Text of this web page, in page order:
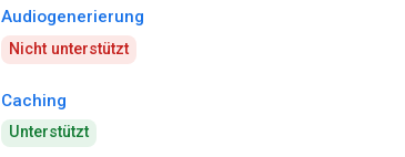
Audiogenerierung
Nicht unterstützt
Caching
Unterstützt